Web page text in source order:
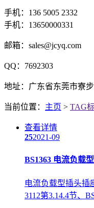
手机：136 5005 2332
手机：13650000331
邮箱：sales@jcyq.com
QQ：7692303
地址：广东省东莞市寮
当前位置： 主页 > TAG
查看详情
252021-09
BS1363 电流负载
电流负载型插头插
3112第3.14.4节、